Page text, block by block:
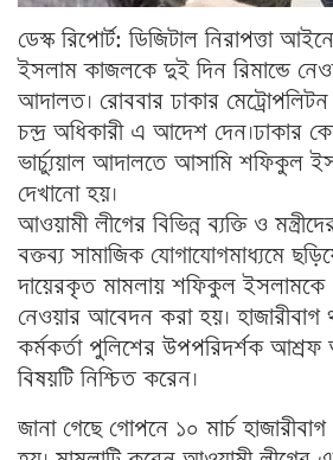
ডেস্ক রিপোর্ট: ডিজিটাল নিরাপত্তা
ইসলাম কাজলকে দুই দিন রিমান্ডে
আদালত। রোববার ঢাকার মেট্রোপলিটন
চন্দ্র অধিকারী এ আদেশ দেন।ঢাকার
ভার্চ্যুয়াল আদালতে আসামি শফিকুল
দেখানো হয়।
আওয়ামী লীগের বিভিন্ন ব্যক্তি ও
বক্তব্য সামাজিক যোগাযোগমাধ্যমে
দায়েরকৃত মামলায় শফিকুল ইসলামকে
নেওয়ার আবেদন করা হয়। হাজারীবাগ
কর্মকর্তা পুলিশের উপপরিদর্শক আশ্রফ
বিষয়টি নিশ্চিত করেন।
জানা গেছে গোপনে ১০ মার্চ